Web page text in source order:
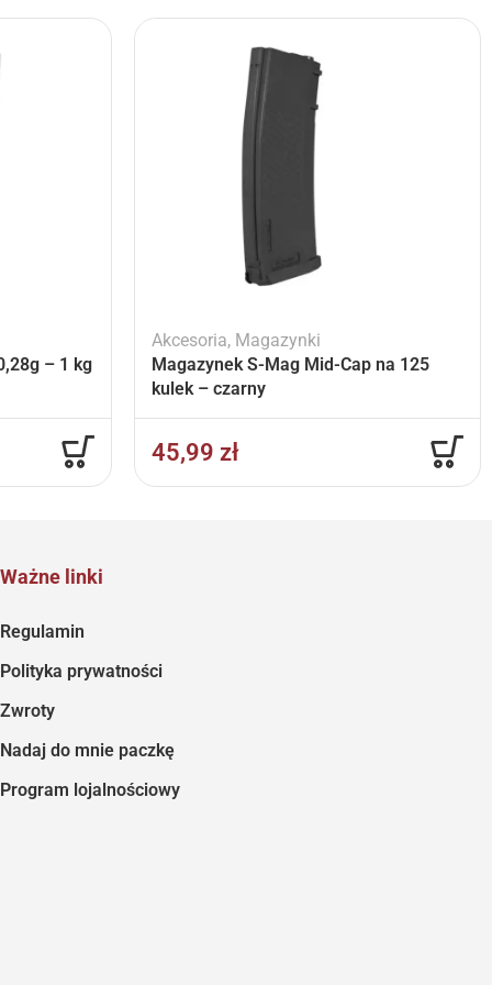
– 1 kg
Akcesoria, Magazynki
Magazynek S-Mag Mid-Cap na 125
kulek – czarny
45,99 zł
Ważne linki
Regulamin
Polityka prywatności
Zwroty
Nadaj do mnie paczkę
Program lojalnościowy